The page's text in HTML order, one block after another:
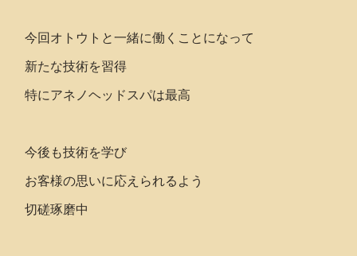
今回オトウトと一緒に働くことになって
新たな技術を習得
特にアネノヘッドスパは最高
今後も技術を学び
お客様の思いに応えられるよう
切磋琢磨中